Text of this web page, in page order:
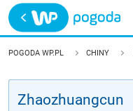
Trwa ładowanie
POLSKA
POGODA WP.PL CHINY